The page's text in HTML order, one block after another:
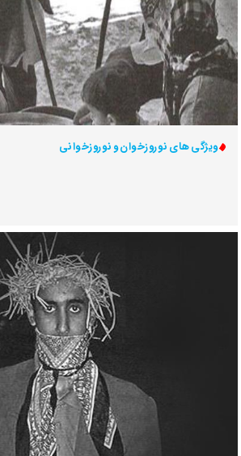
ویژگی های نوروزخوان و نوروزخوانی